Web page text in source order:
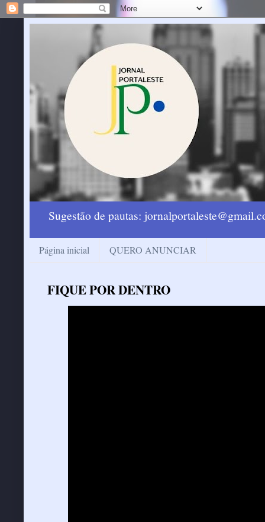
Sugestão de pautas:
Página inicial QUERO ANUNCIAR
FIQUE POR DENTRO